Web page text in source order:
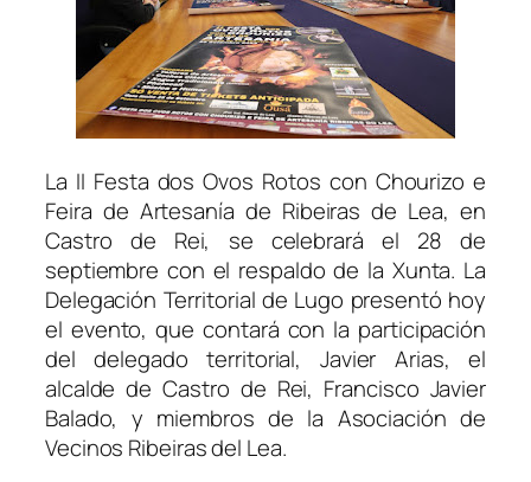
La II Festa dos Ovos Rotos con Chourizo e
Feira de Artesanía de Ribeiras de Lea, en
Castro de Rei, se celebrará el 28 de
septiembre con el respaldo de la Xunta. La
Delegación Territorial de Lugo presentó hoy
el evento, que contará con la participación
del delegado territorial, Javier Arias, el
alcalde de Castro de Rei, Francisco Javier
Balado, y miembros de la Asociación de
Vecinos Ribeiras del Lea.